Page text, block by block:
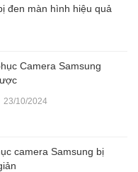
đen màn hình hiệu quả
Camera Samsung
23/10/2024
camera Samsung bị